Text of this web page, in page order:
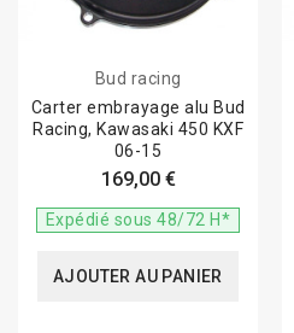
Bud racing
Carter embrayage alu Bud
Racing, Kawasaki 450 KXF
06-15
169,00 €
Expédié sous 48/72 H*
AJOUTER AU PANIER